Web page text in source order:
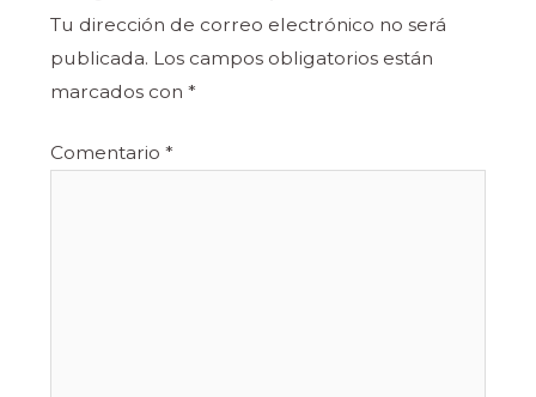
Tu dirección de correo electrónico no será
publicada. Los campos obligatorios están
marcados con *
Comentario *